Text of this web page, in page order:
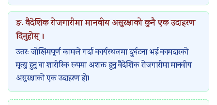
ङ. वैदेशिक रोजगारीमा मानवीय असुरक्षाको कुनै एक उदाहरण
दिनुहोस् ।
उत्तर: जोखिमपूर्ण कामले गर्दा कार्यस्थलमा दुर्घटना भई कामदारको
मृत्यु हुनु वा शारीरिक रूपमा अशक्त हुनु वैदेशिक रोजगारीमा मानवीय
असुरक्षाको एक उदाहरण हो।